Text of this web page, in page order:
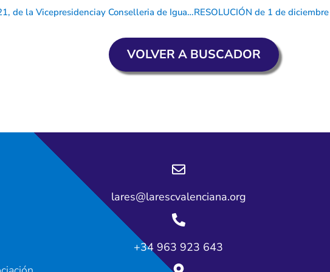
RESOLUCIÓN de 14 de septiembre de 2021, de la Vicepresidenciay Conselleria de Igualdad y Políticas Inclusivas, por la que se establece el Plan de actuación en las residencias de personas mayores dependientes, los centros de día, las viviendas tuteladas y los CEAM/CIM y centros asimilados, de la Comunitat Valenciana, en el contexto de crisis sanitaria ocasionada por la Covid-19.
VOLVER A BUSCADOR
lares@larescvalenciana.org
+34 963 923 643